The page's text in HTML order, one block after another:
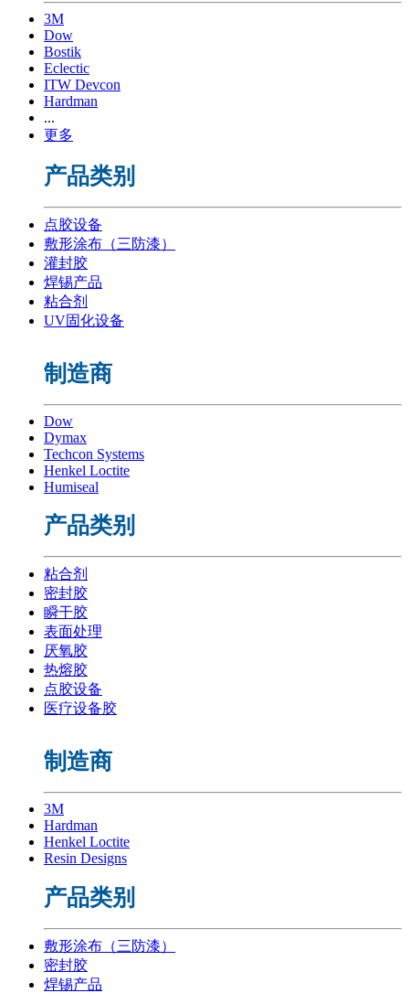
3M
Dow
Bostik
Eclectic
ITW Devcon
Hardman
...
更多
产品类别
点胶设备
敷形涂布（三防漆）
灌封胶
焊锡产品
粘合剂
UV固化设备
制造商
Dow
Dymax
Techcon Systems
Henkel Loctite
Humiseal
产品类别
粘合剂
密封胶
瞬干胶
表面处理
厌氧胶
热熔胶
点胶设备
医疗设备胶
制造商
3M
Hardman
Henkel Loctite
Resin Designs
产品类别
敷形涂布（三防漆）
密封胶
焊锡产品